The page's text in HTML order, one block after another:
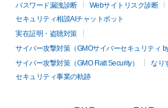
パスワード漏洩診断
Webサイトリスク診断
セキュリティ相談AIチャットボット
実在証明・盗聴対策
サイバー攻撃対策（GMOサイバーセキュリティ
サイバー攻撃対策（GMO Flatt Security）
なり
セキュリティ事業の軌跡